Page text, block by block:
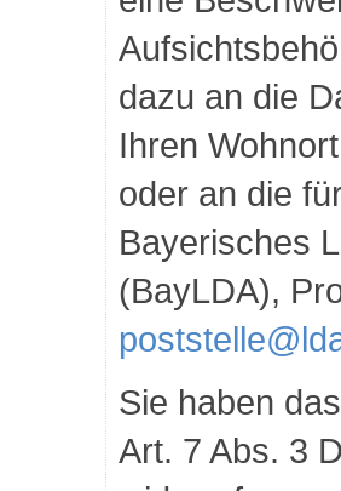
dazu an die
Ihren
oder an die
Bayerisches
(BayLDA),
Sie haben
Art. 7 Abs. 3